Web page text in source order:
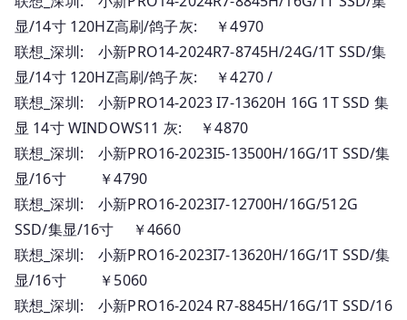
显/14寸 120HZ高刷/鸽子灰: ￥4970
联想_深圳: 小新PRO14-2024R7-8745H/24G/1T SSD/集
显/14寸 120HZ高刷/鸽子灰: ￥4270 /
联想_深圳: 小新PRO14-2023 I7-13620H 16G 1T SSD 集
显 14寸 WINDOWS11 灰: ￥4870
联想_深圳: 小新PRO16-2023I5-13500H/16G/1T SSD/集
显/16寸 ￥4790
联想_深圳: 小新PRO16-2023I7-12700H/16G/512G
SSD/集显/16寸 ￥4660
联想_深圳: 小新PRO16-2023I7-13620H/16G/1T SSD/集
显/16寸 ￥5060
联想_深圳: 小新PRO16-2024 R7-8845H/16G/1T SSD/16